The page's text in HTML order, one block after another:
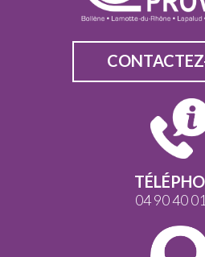
04 90 40